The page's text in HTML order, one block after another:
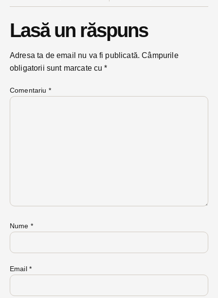
Lasă un răspuns
Adresa ta de email nu va fi publicată. Câmpurile
obligatorii sunt marcate cu*
Comentariu *
Nume *
Email *